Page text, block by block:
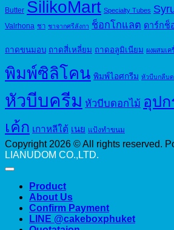
Butter SilikoMart Specialty Tubes
Valrhona ชา ชาจากศรีลังกา ช็อกโกแลต ดาร์กช็
ถาดขนมอบ ถาดสี่เหลี่ยม ถาดอลูมิเนียม ผงผสมเค
พิมพ์ซิลิโคน พิมพ์ไอศกรีม หัวบีบกลีบ
หัวบีบครีม หัวบีบดอกไม้ อุป
เค้ก เกาหลีใต้ เนย แป้งทำขนม
Copyright 2026 © All rights reserved.
LIANUDOM CO.,LTD.
Product
About Us
Confirm Payment
LINE @cakeboxphuket